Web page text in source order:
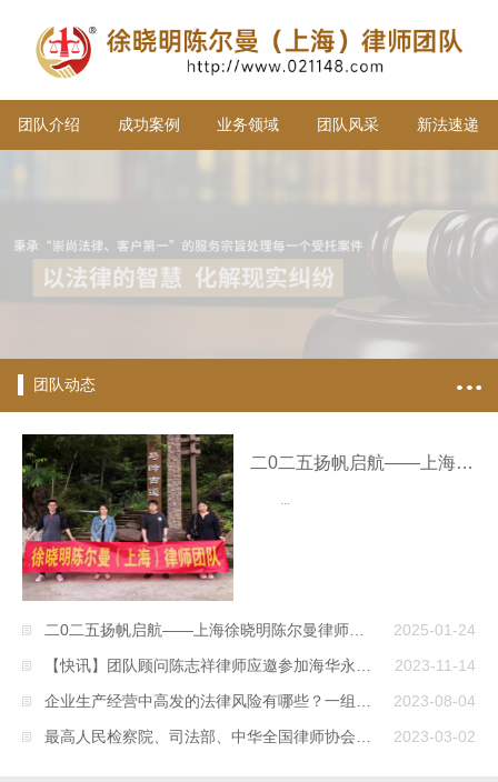
团队介绍 成功案例 业务领域 团队风采 新法速递
团队动态
二0二五扬帆启航——上海徐晓明陈尔曼律师团队新年贺词
...
2025-01-24
二0二五扬帆启航——上海徐晓明陈尔曼律师团队新年贺词
2023-11-14
【快讯】团队顾问陈志祥律师应邀参加海华永泰律师事务所举办的“对话律师之执业风险识别与防范”主题沙龙活动并作主题分享
2023-08-04
企业生产经营中高发的法律风险有哪些？一组海报速览
2023-03-02
最高人民检察院、司法部、中华全国律师协会《关于依法保障律师执业权利的十条意见》